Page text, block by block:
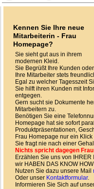
Kennen Sie Ihre neue
Mitarbeiterin - Frau
Homepage?
Sie sieht gut aus in ihrem
modernen Kleid.
Sie Begrüßt Ihre Kunden oder
Ihre Mitarbeiter stets
Egal zu welcher Tagesszeit
Sie hilft ihren Kunden mit
entgegen.
Gern sucht sie Dokumente
Mitarbeitern zu.
Benötigen Sie eine
Homepage hat sie sofort
Produktpräsentationen,
Frau Homepage nur ein Klick
Sie fragt nie nach einer
Nichts spricht dagegen
Erzählen Sie uns von IHRER
wir HABEN DAS KNOW HOW
Nutzen Sie dazu unsere Mail
Oder unser Kontaktformular.
Informieren Sie Sich auf